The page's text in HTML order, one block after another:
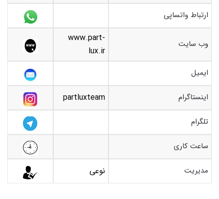
ارتباط واتساپی
وب سایت
www.part-
lux.ir
ایمیل
اینستاگرام partluxteam
تلگرام
ساعت کاری
مدیریت نوعی